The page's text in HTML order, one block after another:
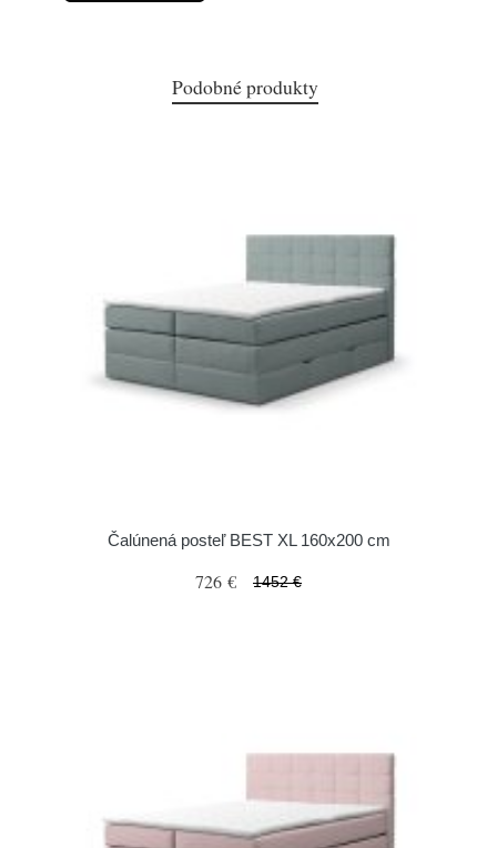
Podobné produkty
Čalúnená posteľ BEST XL 160x200 cm
726 € 1452 €